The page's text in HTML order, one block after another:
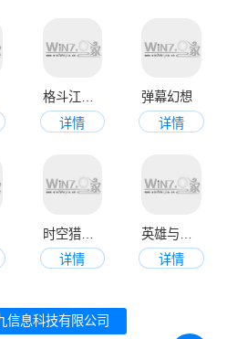
详情
弹幕幻想
详情
时空猎人3最新版
详情
详情
信息科技有限公司